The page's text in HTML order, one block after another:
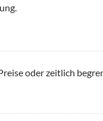
oder zeitlich